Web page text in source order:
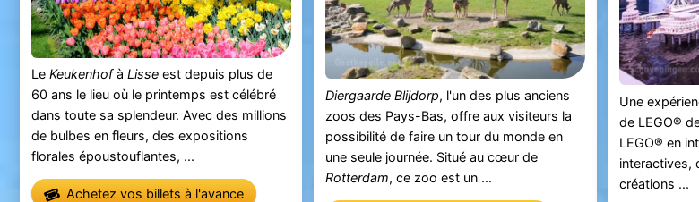
Le Keukenhofà Lisseest depuis plus de
60 ans le lieu où le printemps est célébré
dans toute sa splendeur. Avec des millions
de bulbes en fleurs, des expositions
florales époustouflantes, ...
Achetez vos billets à l'avance
Diergaarde Blijdorp, l'un des plus anciens
zoos des Pays-Bas, offre aux visiteurs la
possibilité de faire un tour du monde en
une seule journée. Situé au cœur de
Rotterdam, ce zoo est un ...
Une
de LEGO®
LEGO® en
interactives,
créations ...